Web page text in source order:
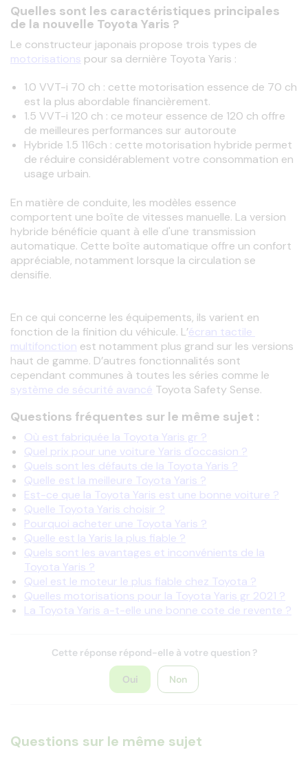
Quelles sont les caractéristiques principales
de la nouvelle Toyota Yaris ?
motorisations
1.0 VVT-i 70 ch : cette motorisation essence de 70 ch
est la plus abordable financièrement.
1.5 VVT-i 120 ch : ce moteur essence de 120 ch offre
de meilleures performances sur autoroute
Hybride 1.5 116ch : cette motorisation hybride permet
de réduire considérablement votre consommation en
usage urbain.
En matière de conduite, les modèles essence
comportent une boîte de vitesses manuelle. La version
hybride bénéficie quant à elle d'une transmission
automatique. Cette boîte automatique offre un confort
appréciable, notamment lorsque la circulation se
densifie.
En ce qui concerne les équipements, ils varient en
fonction de la finition du véhicule. L’écran tactile
multifonction est notamment plus grand sur les versions
haut de gamme. D’autres fonctionnalités sont
système de sécurité avancé Toyota Safety Sense.
Questions fréquentes sur le même sujet :
Où est fabriquée la Toyota Yaris gr ?
Quel prix pour une voiture Yaris d'occasion ?
Quels sont les défauts de la Toyota Yaris ?
Quelle est la meilleure Toyota Yaris ?
Est-ce que la Toyota Yaris est une bonne voiture ?
Quelle Toyota Yaris choisir ?
Pourquoi acheter une Toyota Yaris ?
Quelle est la Yaris la plus fiable ?
Quels sont les avantages et inconvénients de la
Toyota Yaris ?
Quel est le moteur le plus fiable chez Toyota ?
Quelles motorisations pour la Toyota Yaris gr 2021 ?
La Toyota Yaris a-t-elle une bonne cote de revente ?
Cette réponse répond-elle à votre question ?
Oui Non
Questions sur le même sujet